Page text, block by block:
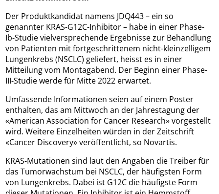
Der Produktkandidat namens JDQ443 – ein so
genannter KRAS-G12C-Inhibitor – habe in einer Phase-
Ib-Studie vielversprechende Ergebnisse zur Behandlung
von Patienten mit fortgeschrittenem nicht-kleinzelligem
Lungenkrebs (NSCLC) geliefert, heisst es in einer
Mitteilung vom Montagabend. Der Beginn einer Phase-
III-Studie werde für Mitte 2022 erwartet.
Umfassende Informationen seien auf einem Poster
enthalten, das am Mittwoch an der Jahrestagung der
«American Association for Cancer Research» vorgestellt
wird. Weitere Einzelheiten würden in der Zeitschrift
«Cancer Discovery» veröffentlicht, so Novartis.
KRAS-Mutationen sind laut den Angaben die Treiber für
das Tumorwachstum bei NSCLC, der häufigsten Form
von Lungenkrebs. Dabei ist G12C die häufigste Form